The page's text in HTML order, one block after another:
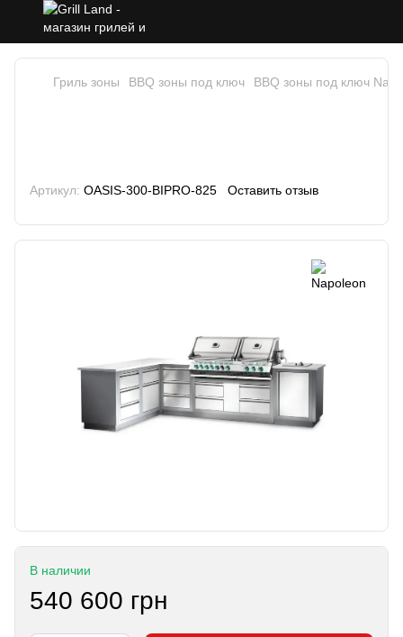
Гриль зоны BBQ зоны под ключ BBQ зоны под ключ
Артикул: OASIS-300-BIPRO-825 Оставить отзыв
В наличии
540 600 грн